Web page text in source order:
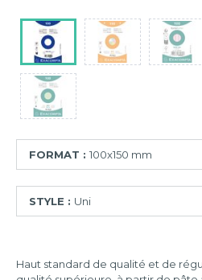
FORMAT : 100x150 mm
mm
75x125
STYLE : Uni
Quadrillé
Haut standard de qualité et de